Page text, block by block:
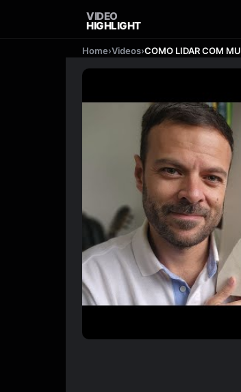
VIDEO
HIGHLIGHT
Home›Videos›